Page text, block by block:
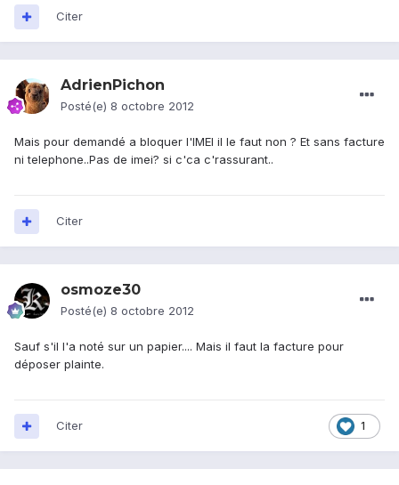
Citer
AdrienPichon
Posté(e) 8 octobre 2012
Mais pour demandé a bloquer l'IMEI il le faut non ? Et sans facture
ni telephone..Pas de imei? si c'ca c'rassurant..
Citer
osmoze30
Posté(e) 8 octobre 2012
Sauf s'il l'a noté sur un papier.... Mais il faut la facture pour
déposer plainte.
1
Citer